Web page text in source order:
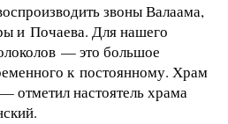
звоны Валаама,
и Почаева. Для нашего
— это большое
к постоянному. Храм
отметил настоятель храма